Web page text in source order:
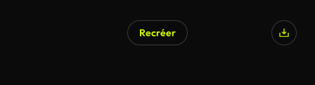
Recréer